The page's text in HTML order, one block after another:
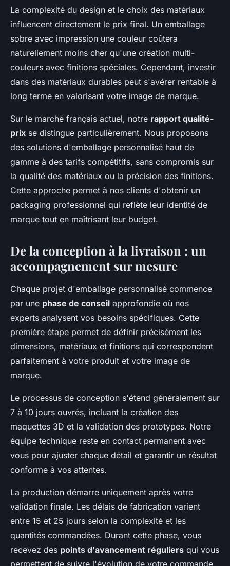
La complexité du design et le choix des matériaux
influencent directement le prix final. Un emballage
sobre avec impression une couleur coûtera
naturellement moins cher qu'une création multi-
couleurs avec finitions spéciales. Cependant, investir
dans des matériaux durables peut s'avérer rentable à
long terme en valorisant votre image de marque.
Sur le marché français actuel, notre rapport qualité-
prix se distingue particulièrement. Nous proposons
des solutions d'emballage personnalisé haut de
gamme à des tarifs compétitifs, sans compromis sur
la qualité des matériaux ou la précision des finitions.
Cette approche permet à nos clients d'obtenir un
packaging professionnel qui reflète leur identité de
marque tout en maîtrisant leur budget.
De la conception à la livraison : un
accompagnement sur mesure
Chaque projet d'emballage personnalisé commence
par une phase de conseil approfondie où nos
experts analysent vos besoins spécifiques. Cette
première étape permet de définir précisément les
dimensions, matériaux et finitions qui correspondent
parfaitement à votre produit et votre image de
marque.
Le processus de conception s'étend généralement sur
7 à 10 jours ouvrés, incluant la création des
maquettes 3D et la validation des prototypes. Notre
équipe technique reste en contact permanent avec
vous pour ajuster chaque détail et garantir un résultat
conforme à vos attentes.
La production démarre uniquement après votre
validation finale. Les délais de fabrication varient
entre 15 et 25 jours selon la complexité et les
quantités commandées. Durant cette phase, vous
recevez des points d'avancement réguliers qui vous